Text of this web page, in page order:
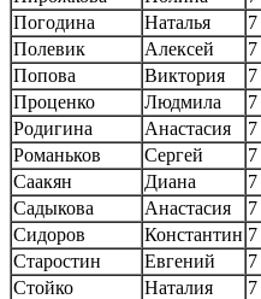
Погодина
Наталья 7
Полевик
Алексей 7
Попова
Виктория 7
Проценко
Людмила 7
Родигина
Анастасия 7
Романьков
Сергей 7
Саакян
Диана 7
Садыкова
Анастасия 7
Сидоров
Константин 7
Старостин
Евгений 7
Стойко
Наталия 7